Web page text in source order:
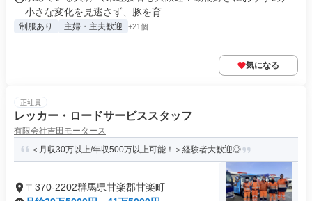
小さな変化を見逃さず、豚を育...
制服あり 主婦・主夫歓迎 +21個
気になる
正社員
レッカー・ロードサービススタッフ
有限会社吉田モータース
＜月収30万以上/年収500万以上可能！＞経験者大歓迎◎
〒370-2202群馬県甘楽郡甘楽町